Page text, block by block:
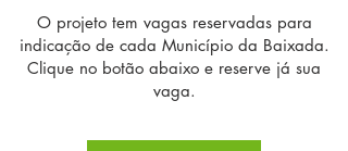
O projeto tem vagas reservadas para
indicação de cada Município da Baixada.
Clique no botão abaixo e reserve já sua
vaga.